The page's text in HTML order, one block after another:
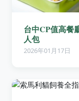
台中CP值高餐
人包
2026年01月17日